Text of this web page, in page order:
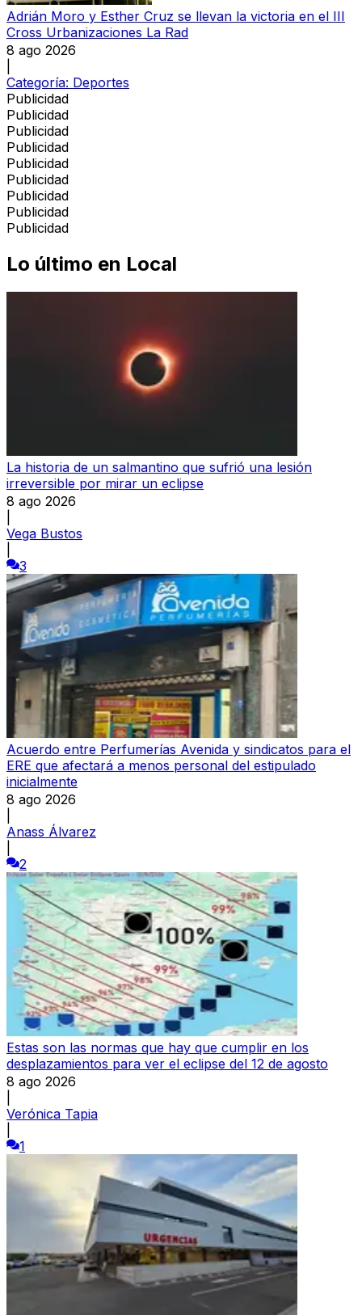
Adrián Moro y Esther Cruz se llevan la victoria en el III
Cross Urbanizaciones La Rad
8 ago 2026
Categoría: Deportes
Publicidad
Publicidad
Publicidad
Publicidad
Publicidad
Publicidad
Publicidad
Publicidad
Publicidad
Lo último en Local
La historia de un salmantino que sufrió una lesión
irreversible por mirar un eclipse
8 ago 2026
Vega Bustos
3
Acuerdo entre Perfumerías Avenida y sindicatos para el
ERE que afectará a menos personal del estipulado
inicialmente
8 ago 2026
Anass Álvarez
2
Estas son las normas que hay que cumplir en los
desplazamientos para ver el eclipse del 12 de agosto
8 ago 2026
Verónica Tapia
1